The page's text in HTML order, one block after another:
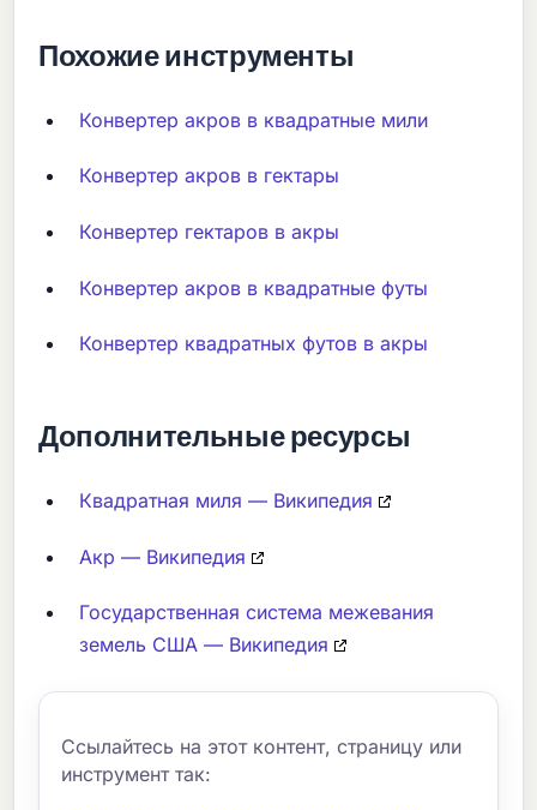
Похожие инструменты
Конвертер акров в квадратные мили
Конвертер акров в гектары
Конвертер гектаров в акры
Конвертер акров в квадратные футы
Конвертер квадратных футов в акры
Дополнительные ресурсы
Квадратная миля — Википедия
Акр — Википедия
Государственная система межевания
земель США — Википедия
Ссылайтесь на этот контент, страницу или
инструмент так: